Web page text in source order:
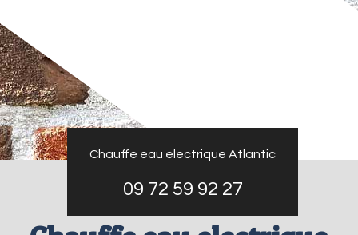
Chauffe eau electrique Atlantic
09 72 59 92 27